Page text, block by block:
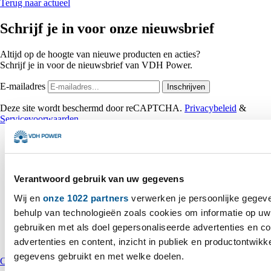
Verantwoord gebruik van uw gegevens
Wij en onze 1022 partners verwerken je persoonlijke
behulp van technologieën zoals cookies om informatie op
gebruiken met als doel gepersonaliseerde advertenties en
advertenties en content, inzicht in publiek en
gegevens gebruikt en met welke doelen.
Terug naar actueel
Schrijf je in voor onze nieuwsbrief
Altijd op de hoogte van nieuwe producten en acties?
Schrijf je in voor de nieuwsbrief van VDH Power.
E-mailadres Inschrijven
Deze site wordt beschermd door reCAPTCHA. Privacybeleid &
Servicevoorwaarden
info@vdhpower.nl
Contact→